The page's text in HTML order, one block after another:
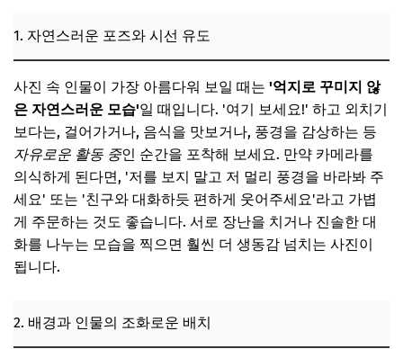
1. 자연스러운 포즈와 시선 유도
사진 속 인물이 가장 아름다워 보일 때는 '억지로 꾸미지 않
은 자연스러운 모습'일 때입니다. '여기 보세요!' 하고 외치기
보다는, 걸어가거나, 음식을 맛보거나, 풍경을 감상하는 등
자유로운 활동 중인 순간을 포착해 보세요. 만약 카메라를
의식하게 된다면, '저를 보지 말고 저 멀리 풍경을 바라봐 주
세요' 또는 '친구와 대화하듯 편하게 웃어주세요'라고 가볍
게 주문하는 것도 좋습니다. 서로 장난을 치거나 진솔한 대
화를 나누는 모습을 찍으면 훨씬 더 생동감 넘치는 사진이
됩니다.
2. 배경과 인물의 조화로운 배치